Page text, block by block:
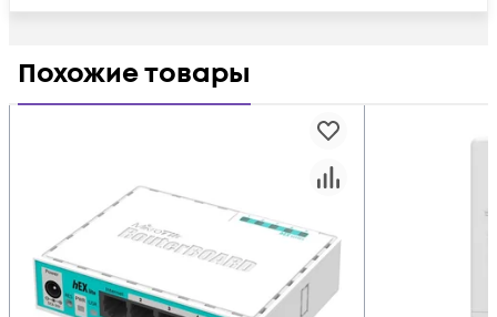
Похожие товары